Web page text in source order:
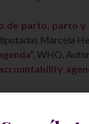
de parto, parto
Marcela
WHO,
assistance.